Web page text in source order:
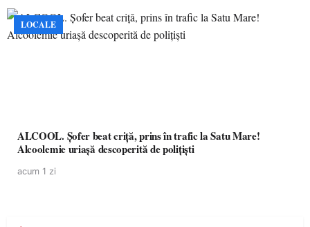
LOCALE
ALCOOL. Șofer beat criță, prins în trafic la Satu Mare!
Alcoolemie uriașă descoperită de polițiști
acum 1 zi